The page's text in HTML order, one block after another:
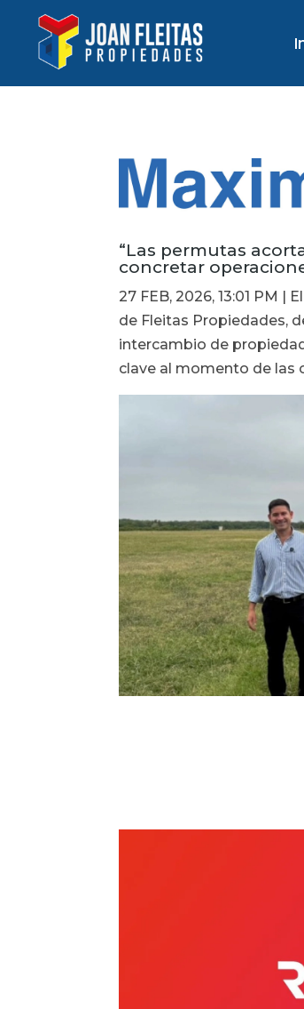
“Las permutas
concretar
27 FEB, 2026, 13:01 PM |
de Fleitas Propiedades,
intercambio de
clave al momento de las